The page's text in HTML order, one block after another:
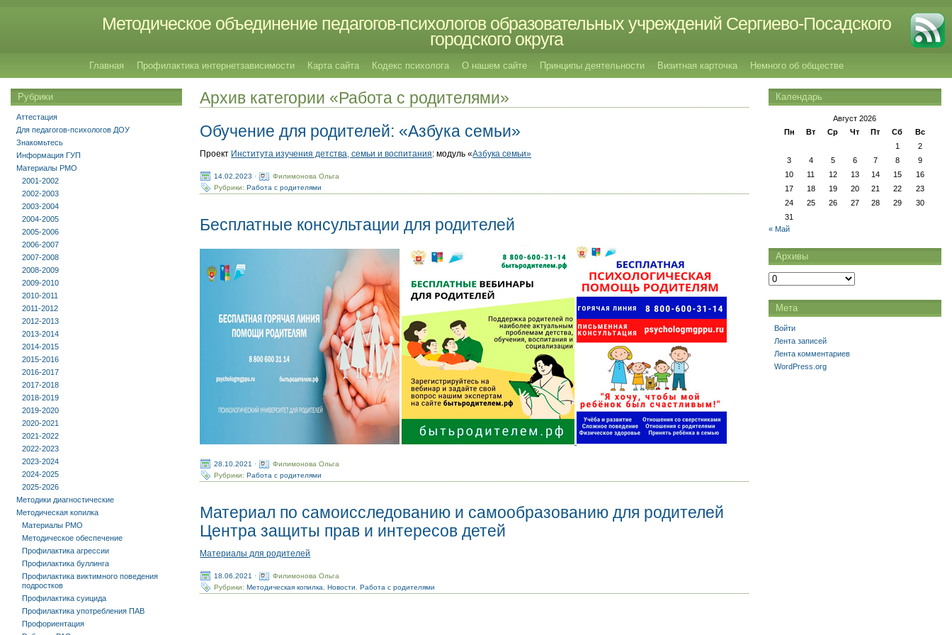
Методическое объединение педагогов-психологов образовательных учреждений Сергиево-Посадского
городского округа
Главная Профилактика интернетзависимости Карта сайта Кодекс психолога О нашем сайте Принципы деятельности Визитная карточка Немного об обществе
Архив категории «Работа с родителями»
Обучение для родителей: «Азбука семьи»
Проект Института изучения детства, семьи и воспитания: модуль «Азбука семьи»
14.02.2023 ·
Филимонова Ольга
Рубрики:Работа с родителями
Бесплатные консультации для родителей
28.10.2021 ·
Филимонова Ольга
Рубрики:Работа с родителями
Материал по самоисследованию и самообразованию для родителей
Центра защиты прав и интересов детей
Материалы для родителей
18.06.2021 ·
Филимонова Ольга
Рубрики:Методическая копилка ,Новости ,Работа с родителями
Календарь
Август 2026
Пн
Вт Ср Чт Пт Сб
Вс
1
2
3
4 5 6 7 8
9
10
11 12 13 14 15
16
17
18 19 20 21 22
23
24
25 26 27 28 29
30
31
« Май
Архивы
Архивы
Мета
Войти
Лента записей
Лента комментариев
WordPress.org
Рубрики
Аттестация
Для педагогов-психологов ДОУ
Знакомьтесь
Информация ГУП
Материалы РМО
2001-2002
2002-2003
2003-2004
2004-2005
2005-2006
2006-2007
2007-2008
2008-2009
2009-2010
2010-2011
2011-2012
2012-2013
2013-2014
2014-2015
2015-2016
2016-2017
2017-2018
2018-2019
2019-2020
2020-2021
2021-2022
2022-2023
2023-2024
2024-2025
2025-2026
Методики диагностические
Методическая копилка
Материалы РМО
Методическое обеспечение
Профилактика агрессии
Профилактика буллинга
Профилактика виктимного поведения
подростков
Профилактика суицида
Профилактика употребления ПАВ
Профориентация